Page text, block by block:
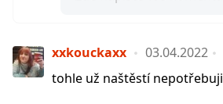
xxkouckaxx 03.04.2022
tohle už naštěstí nepotřebuji